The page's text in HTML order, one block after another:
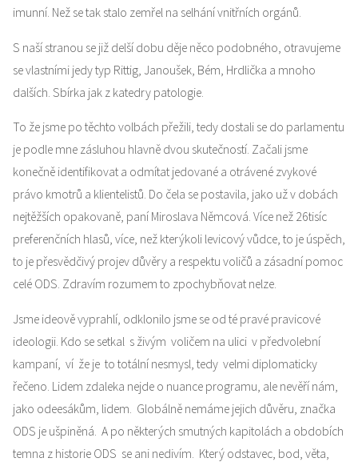
imunní. Než se tak stalo zemřel na selhání vnitřních orgánů.
S naší stranou se již delší dobu děje něco podobného, otravujeme
se vlastními jedy typ Rittig, Janoušek, Bém, Hrdlička a mnoho
dalších. Sbírka jak z katedry patologie.
To že jsme po těchto volbách přežili, tedy dostali se do parlamentu
je podle mne zásluhou hlavně dvou skutečností. Začali jsme
konečně identifikovat a odmítat jedované a otrávené zvykové
právo kmotrů a klientelistů. Do čela se postavila, jako už v dobách
nejtěžších opakovaně, paní Miroslava Němcová. Více než 26tisíc
preferenčních hlasů, více, než kterýkoli levicový vůdce, to je úspěch,
to je přesvědčivý projev důvěry a respektu voličů a zásadní pomoc
celé ODS. Zdravím rozumem to zpochybňovat nelze.
Jsme ideově vyprahlí, odklonilo jsme se od té pravé pravicové
ideologii. Kdo se setkal s živým voličem na ulici v předvolební
kampaní, ví že je to totální nesmysl, tedy velmi diplomaticky
řečeno. Lidem zdaleka nejde o nuance programu, ale nevěří nám,
jako odeesákům, lidem. Globálně nemáme jejich důvěru, značka
ODS je ušpiněná. A po některých smutných kapitolách a obdobích
temna z historie ODS se ani nedivím. Který odstavec, bod, věta,